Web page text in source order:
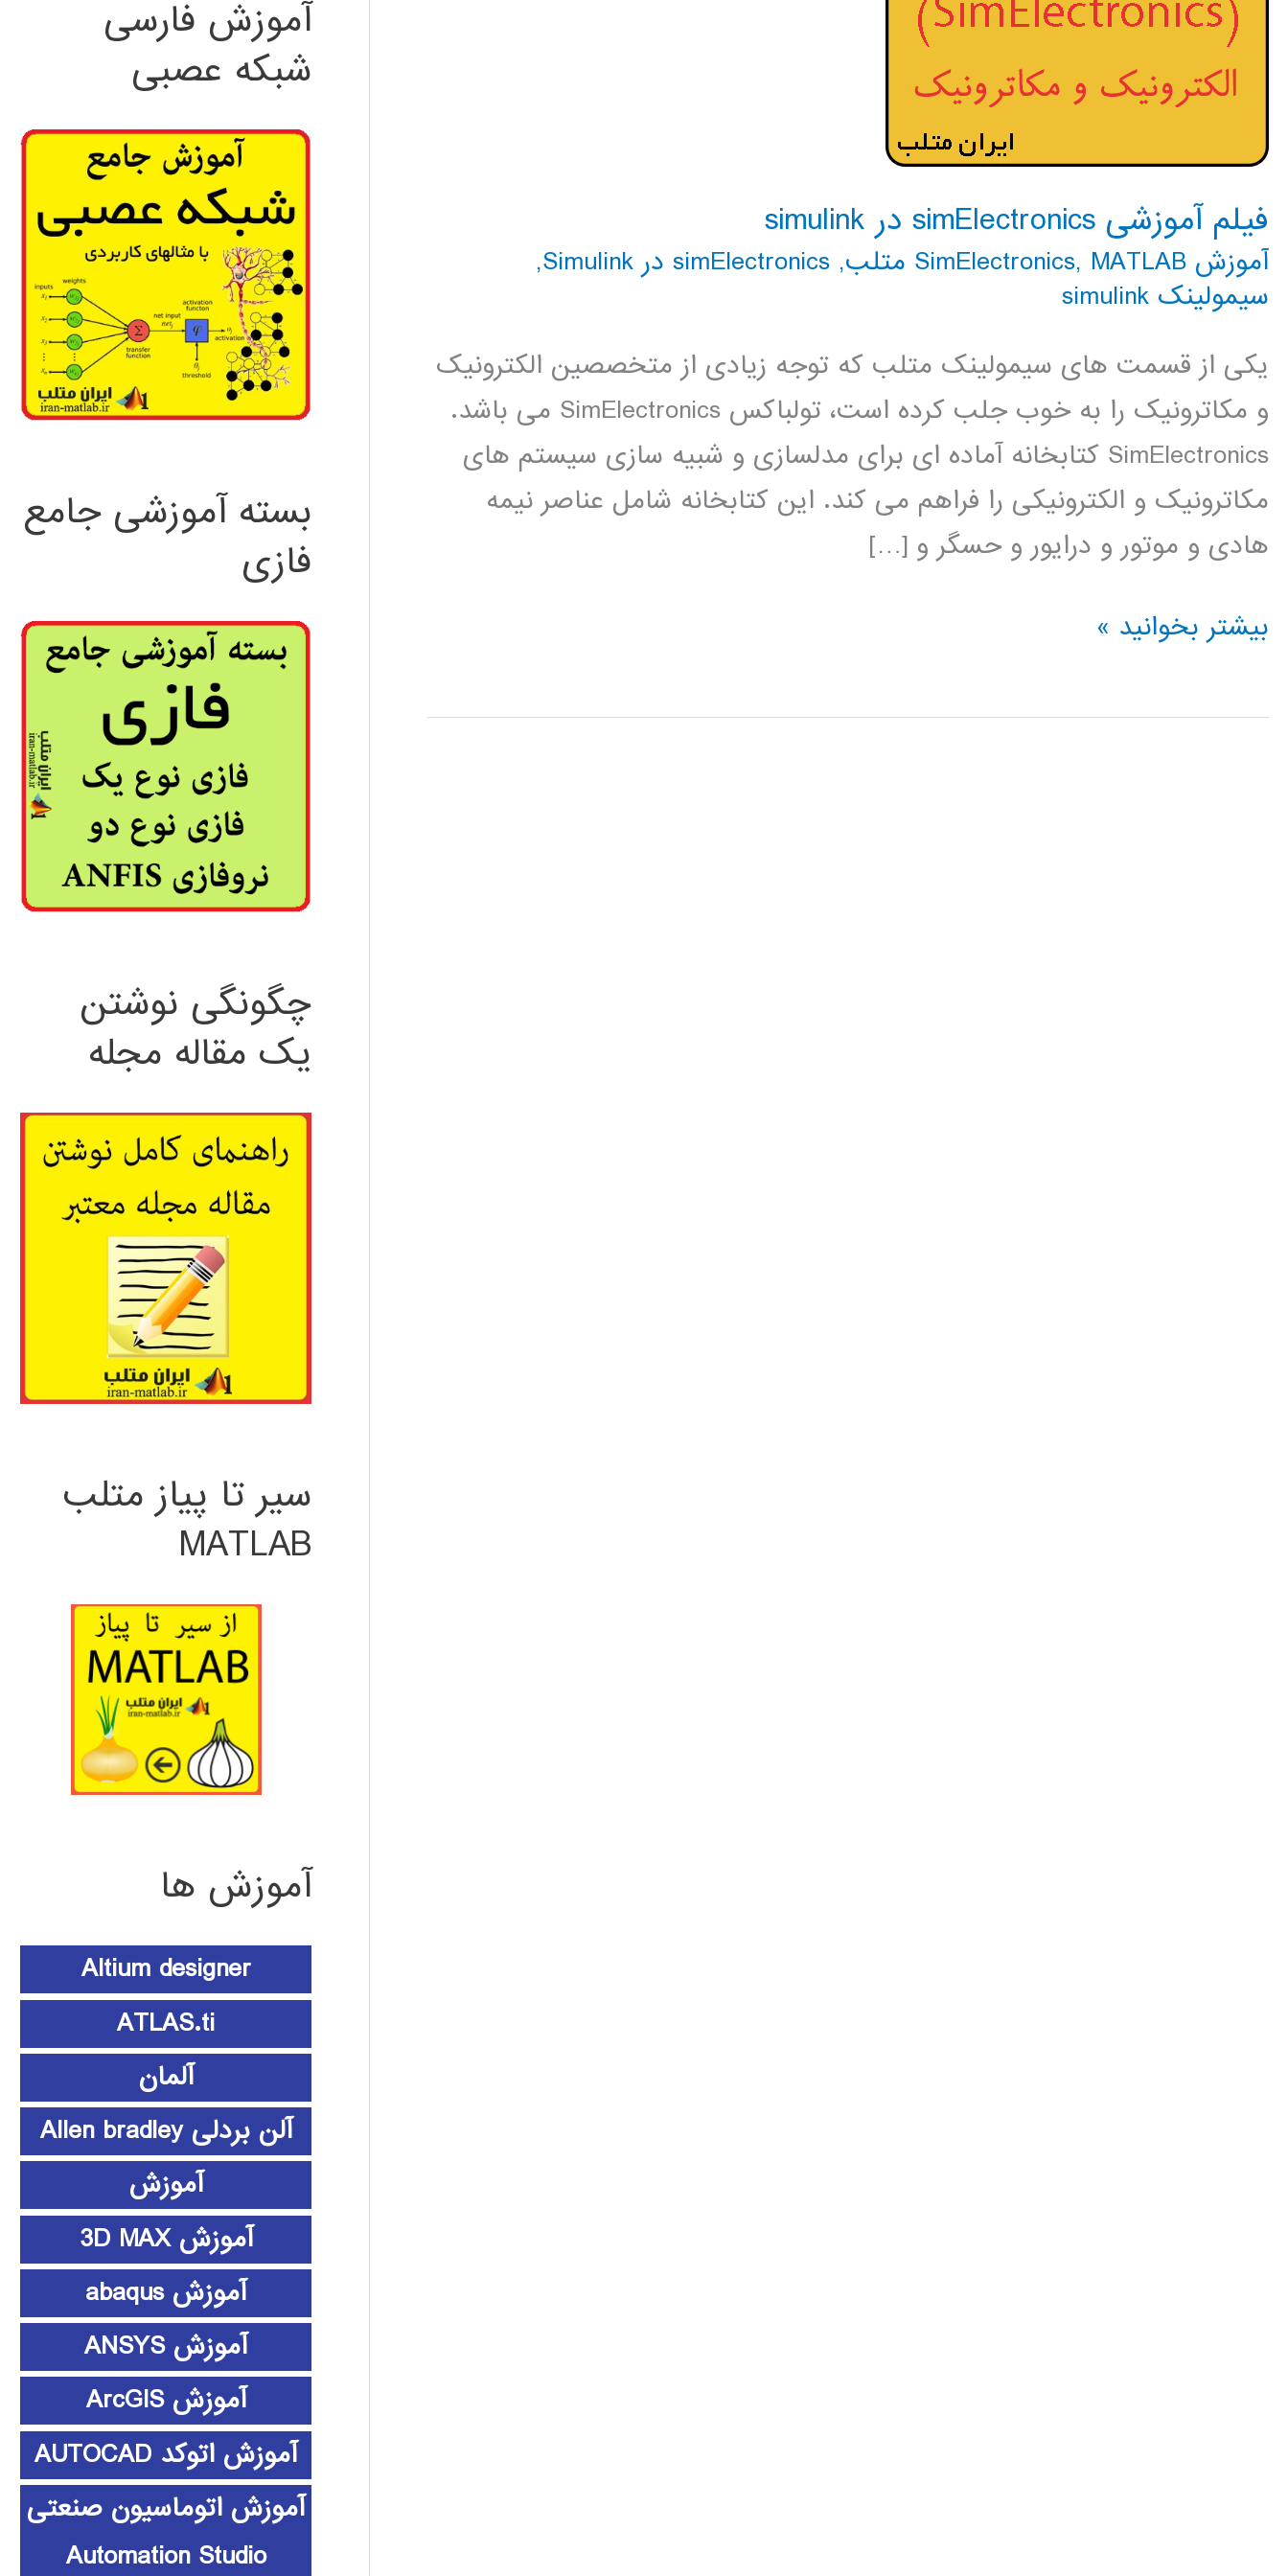
فیلم آموزشی simElectronics در simulink
آموزش SimElectronics , MATLAB متلب , simElectronics در Simulink
,
سیمولینک simulink
یکی از قسمت های سیمولینک متلب که توجه زیادی از متخصصین الکترونیک
و مکاترونیک را به خوب جلب کرده است، تولباکس SimElectronics می باشد.
SimElectronics کتابخانه آماده ای برای مدلسازی و شبیه سازی سیستم های
مکاترونیک و الکترونیکی را فراهم می کند. این کتابخانه شامل عناصر نیمه
هادی و موتور و درایور و حسگر و […]
فیلم
simElectronics
بیشتر بخوانید »
آموزش فارسی
شبکه عصبی
بسته آموزشی جامع
فازی
چگونگی نوشتن
یک مقاله مجله
سیر تا پیاز متلب
MATLAB
آموزش ها
Altium designer
ATLAS.ti
آلمان
آلن بردلی Allen bradley
آموزش
آموزش 3D MAX
آموزش abaqus
آموزش ANSYS
آموزش ArcGIS
آموزش اتوکد AUTOCAD
آموزش اتوماسیون صنعتی
Automation Studio